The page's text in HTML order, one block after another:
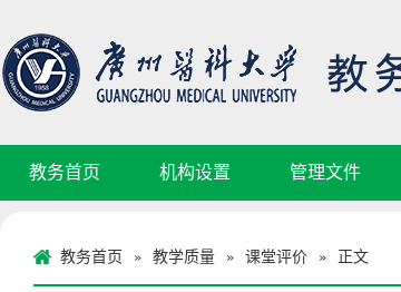
教务首页 机构设置 管理文件
教务首页 » 教学质量 » 课堂评价 » 正文